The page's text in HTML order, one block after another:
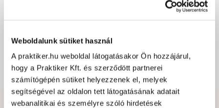
Weboldalunk sütiket használ
A praktiker.hu weboldal látogatásakor Ön hozzájárul,
hogy a Praktiker Kft. és szerződött partnerei
számítógépén sütiket helyezzenek el, melyek
segítségével az oldalon tett látogatásának adatait
webanalitikai és személyre szóló hirdetések
Csomagolási és súly információk
Dokumentumok, felelős személy